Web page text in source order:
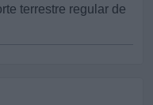
terrestre regular de